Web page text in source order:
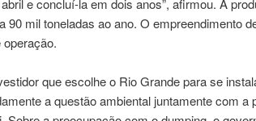
e concluí-la em dois anos”, afirmou. A
90 mil toneladas ao ano. O empreendimento
que escolhe o Rio Grande para se
a questão ambiental juntamente com a